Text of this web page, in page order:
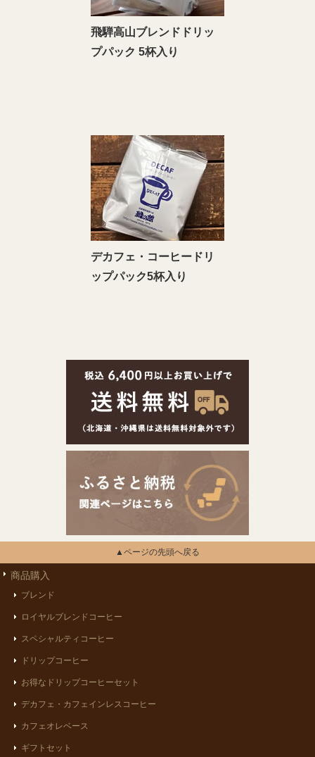
飛騨高山ブレンドドリッ
プパック 5杯入り
デカフェ・コーヒードリ
ップパック5杯入り
▲ページの先頭へ戻る
商品購入
ブレンド
ロイヤルブレンドコーヒー
スペシャルティコーヒー
ドリップコーヒー
お得なドリップコーヒーセット
デカフェ・カフェインレスコーヒー
カフェオレベース
ギフトセット